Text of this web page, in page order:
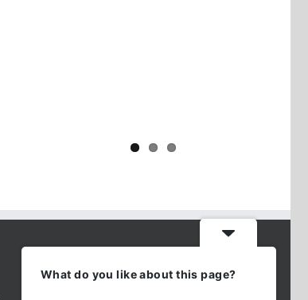
What do you like about this page?